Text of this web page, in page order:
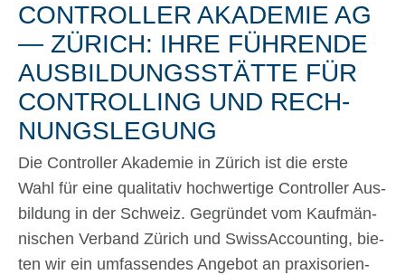
CON­TROL­LER AKA­DE­MIE AG
— ZÜRICH: IHRE FÜH­REN­DE
AUS­BIL­DUNGS­STÄT­TE FÜR
CON­TROL­LING UND RECH­
NUNGS­LE­GUNG
Die Con­trol­ler Aka­de­mie in Zürich ist die erste
Wahl für eine qua­li­ta­tiv hoch­wer­ti­ge Con­trol­ler Aus­
bil­dung in der Schweiz. Gegrün­det vom Kauf­män­
ni­schen Ver­band Zürich und Swiss­Ac­coun­ting, bie­
ten wir ein umfas­sen­des Ange­bot an pra­xis­ori­en­